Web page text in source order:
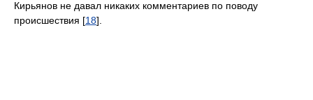
Кирьянов не давал никаких комментариев по поводу
происшествия [18].